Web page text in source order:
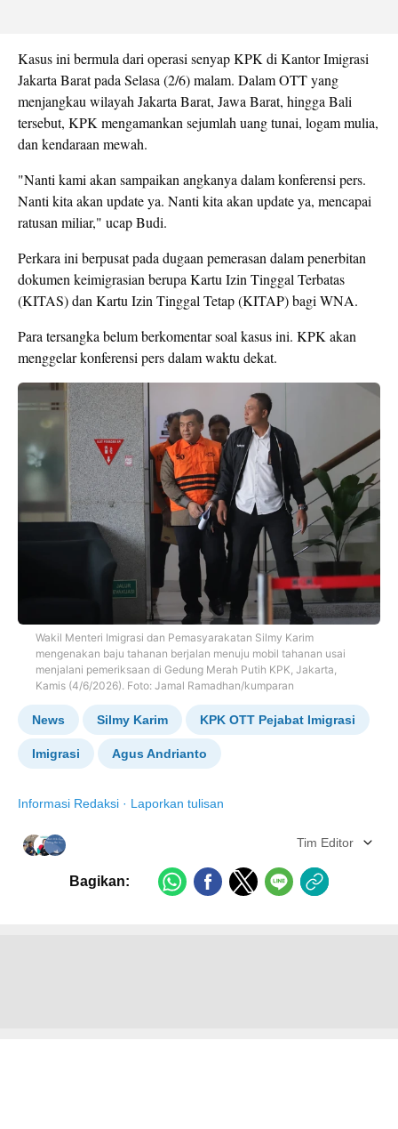
Kasus ini bermula dari operasi senyap KPK di Kantor Imigrasi
Jakarta Barat pada Selasa (2/6) malam. Dalam OTT yang
menjangkau wilayah Jakarta Barat, Jawa Barat, hingga Bali
tersebut, KPK mengamankan sejumlah uang tunai, logam mulia,
dan kendaraan mewah.
"Nanti kami akan sampaikan angkanya dalam konferensi pers.
Nanti kita akan update ya. Nanti kita akan update ya, mencapai
ratusan miliar," ucap Budi.
Perkara ini berpusat pada dugaan pemerasan dalam penerbitan
dokumen keimigrasian berupa Kartu Izin Tinggal Terbatas
(KITAS) dan Kartu Izin Tinggal Tetap (KITAP) bagi WNA.
Para tersangka belum berkomentar soal kasus ini. KPK akan
menggelar konferensi pers dalam waktu dekat.
Wakil Menteri Imigrasi dan Pemasyarakatan Silmy Karim
mengenakan baju tahanan berjalan menuju mobil tahanan usai
menjalani pemeriksaan di Gedung Merah Putih KPK, Jakarta,
Kamis (4/6/2026). Foto: Jamal Ramadhan/kumparan
News Silmy Karim KPK OTT Pejabat Imigrasi
Imigrasi Agus Andrianto
Informasi Redaksi · Laporkan tulisan
Tim Editor
Bagikan: